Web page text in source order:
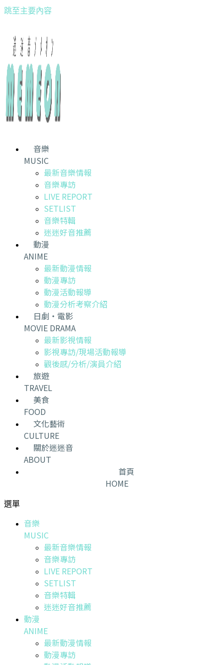
跳至主要內容
音樂
MUSIC
最新音樂情報
音樂專訪
LIVE REPORT
SETLIST
音樂特輯
迷迷好音推薦
動漫
ANIME
最新動漫情報
動漫專訪
動漫活動報導
動漫分析考察介紹
日劇・電影
MOVIE DRAMA
最新影視情報
影視專訪/現場活動報導
觀後感/分析/演員介紹
旅遊
TRAVEL
美食
FOOD
文化藝術
CULTURE
關於迷迷音
ABOUT
首頁
HOME
選單
音樂
MUSIC
最新音樂情報
音樂專訪
LIVE REPORT
SETLIST
音樂特輯
迷迷好音推薦
動漫
ANIME
最新動漫情報
動漫專訪